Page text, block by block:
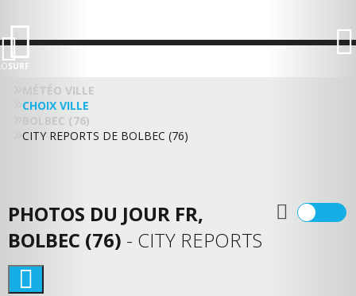
SURF
MÉTÉO VILLE
CHOIX VILLE
BOLBEC (76)
CITY REPORTS DE BOLBEC (76)
PHOTOS DU JOUR FR,
BOLBEC (76) - CITY REPORTS